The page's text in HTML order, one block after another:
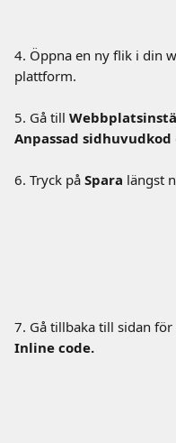
4. Öppna en ny flik i din
plattform.
5. Gå till
Anpassad sidhuvudkod
6. Tryck på Spara längst
7. Gå tillbaka till sidan
Inline code.